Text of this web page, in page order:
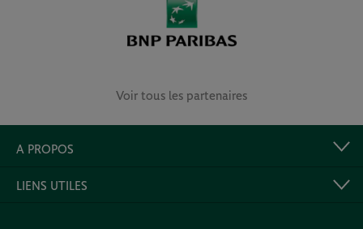
Voir tous les partenaires
A PROPOS
LIENS UTILES